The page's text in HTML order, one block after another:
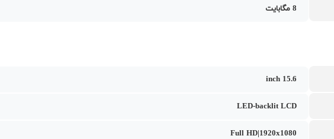
8 مگابایت
15.6 inch
LED-backlit LCD
Full HD|1920x1080